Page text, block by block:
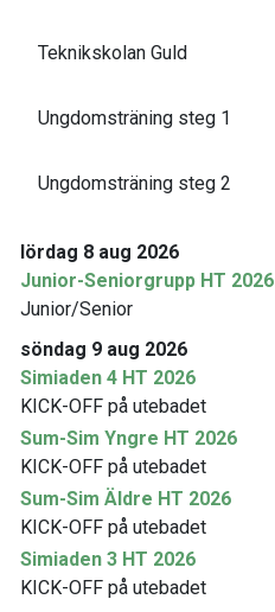
Teknikskolan Guld
Ungdomsträning steg 1
Ungdomsträning steg 2
lördag 8 aug 2026
Junior-Seniorgrupp HT 2026
Junior/Senior
söndag 9 aug 2026
Simiaden 4 HT 2026
KICK-OFF på utebadet
Sum-Sim Yngre HT 2026
KICK-OFF på utebadet
Sum-Sim Äldre HT 2026
KICK-OFF på utebadet
Simiaden 3 HT 2026
KICK-OFF på utebadet